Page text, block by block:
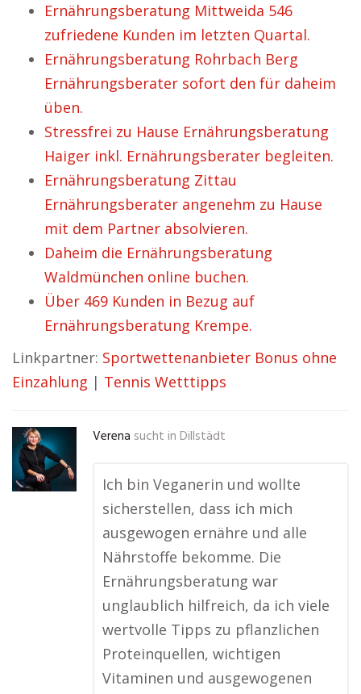
Ernährungsberatung Mittweida 546
zufriedene Kunden im letzten Quartal.
Ernährungsberatung Rohrbach Berg
Ernährungsberater sofort den für daheim
üben.
Stressfrei zu Hause Ernährungsberatung
Haiger inkl. Ernährungsberater begleiten.
Ernährungsberatung Zittau
Ernährungsberater angenehm zu Hause
mit dem Partner absolvieren.
Daheim die Ernährungsberatung
Waldmünchen online buchen.
Über 469 Kunden in Bezug auf
Ernährungsberatung Krempe.
Linkpartner: Sportwettenanbieter Bonus ohne
Einzahlung | Tennis Wetttipps
Verena sucht in Dillstädt
Ich bin Veganerin und wollte
sicherstellen, dass ich mich
ausgewogen ernähre und alle
Nährstoffe bekomme. Die
Ernährungsberatung war
unglaublich hilfreich, da ich viele
wertvolle Tipps zu pflanzlichen
Proteinquellen, wichtigen
Vitaminen und ausgewogenen